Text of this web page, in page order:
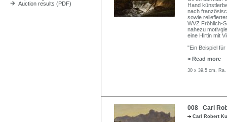
Auction results (PDF)
Hand
nach
sowie
WVZ Fröhlich-
nahezu
eine Hirtin mit
"Ein Beispiel für
> Read more
30 x 39,5 cm,
008 Carl
Carl Robert